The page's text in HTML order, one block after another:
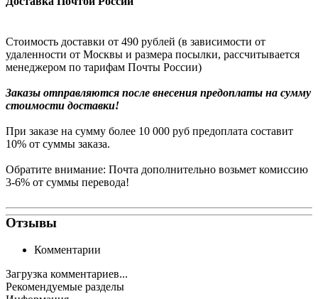
Стоимость доставки от 490 рублей (в зависимости от
удаленности от Москвы и размера посылки, рассчитывается
менеджером по тарифам Почты России)
Заказы отправляются после внесения предоплаты на сумму
стоимости доставки!
При заказе на сумму более 10 000 руб предоплата составит
10% от суммы заказа.
Обратите внимание: Почта дополнительно возьмет комиссию
3-6% от суммы перевода!
Отзывы
Комментарии
Загрузка комментариев...
Рекомендуемые разделы